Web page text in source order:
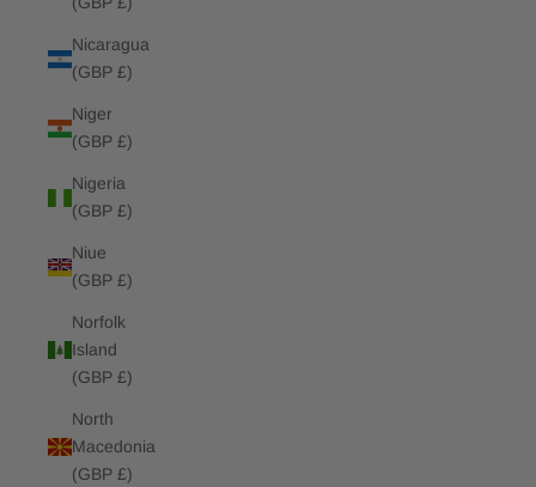
Nicaragua
(GBP £)
Niger
(GBP £)
Nigeria
(GBP £)
Niue
(GBP £)
Norfolk
Island
(GBP £)
North
Macedonia
(GBP £)